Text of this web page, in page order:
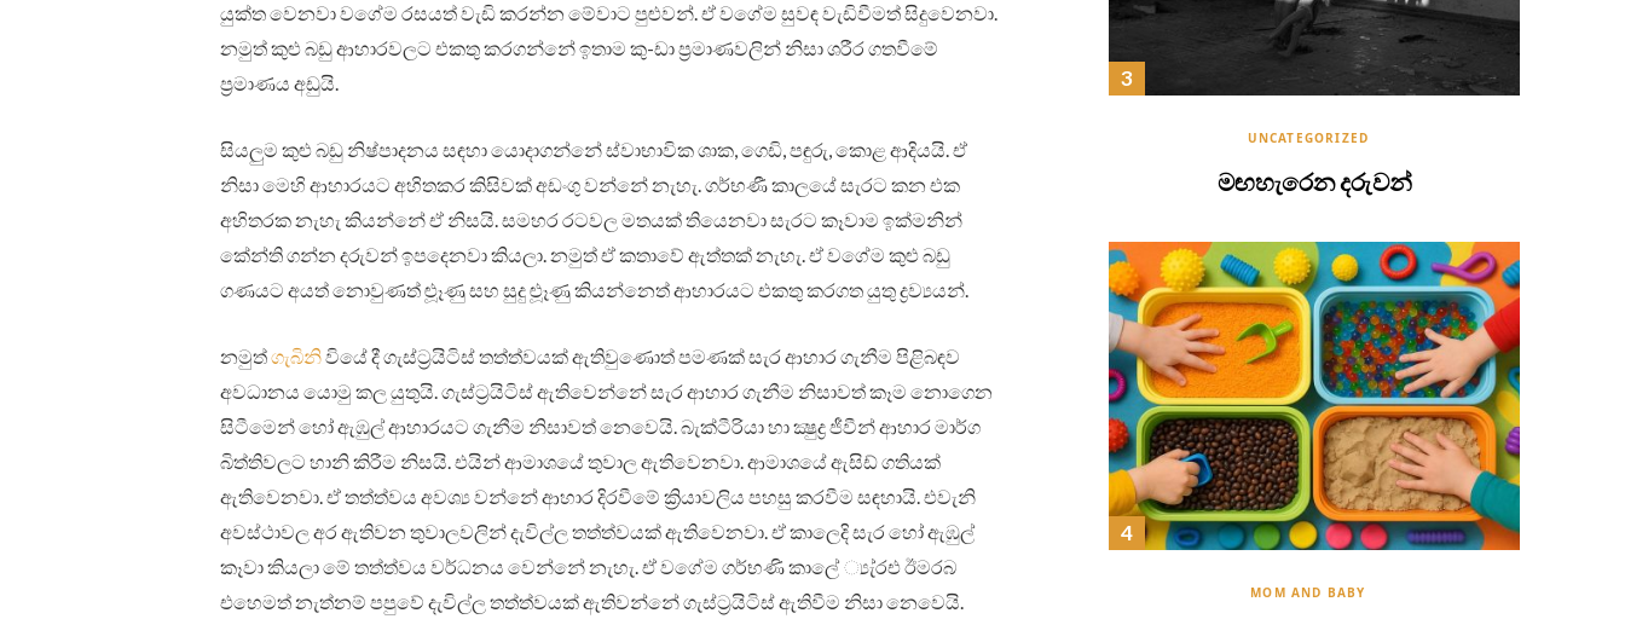
යුක්ත වෙනවා වගේම රසයත් වැඩි කරන්න මේවාට පුළුවන්. ඒ වගේම සුවඳ වැඩිවීමත් සිදුවෙනවා.
නමුත් කුළු බඩු ආහාරවලට එකතු කරගන්නේ ඉතාම කු-ඩා ප්‍රමාණවලින් නිසා ශරීර ගතවීමේ
ප්‍රමාණය අඩුයි.
සියලුම කුළු බඩු නිෂ්පාදනය සඳහා යොදාගන්නේ ස්වාභාවික ශාක, ගෙඩි, පඳුරු, කොළ ආදියයි. ඒ
නිසා මෙහි ආහාරයට අහිතකර කිසිවක් අඩංගු වන්නේ නැහැ. ගර්භණී කාලයේ සැරට කන එක
අහිතරක නැහැ කියන්නේ ඒ නිසයි. සමහර රටවල මතයක් තියෙනවා සැරට කෑවාම ඉක්මනින්
කේන්ති ගන්න දරුවන් ඉපදෙනවා කියලා. නමුත් ඒ කතාවේ ඇත්තක් නැහැ. ඒ වගේම කුළු බඩු
ගණයට අයත් නොවුණත් ළුූෑණු සහ සුදු ළුූෑණු කියන්නෙත් ආහාරයට එකතු කරගත යුතු ද්‍රව්‍යයන්.
නමුත්ගැබිනිවියේ දී ගැස්ට්‍රයිටිස් තත්ත්වයක් ඇතිවුණොත් පමණක් සැර ආහාර ගැනීම පිළිබඳව
අවධානය යොමු කල යුතුයි. ගැස්ට්‍රයිටිස් ඇතිවෙන්නේ සැර ආහාර ගැනීම නිසාවත් කෑම නොගෙන
සිටීමෙන් හෝ ඇඹුල් ආහාරයට ගැනීම නිසාවත් නෙවෙයි. බැක්ටීරියා හා ක්‍ෂුද්‍ර ජීවීන් ආහාර මාර්ග
බිත්තිවලට හානි කිරීම නිසයි. එයින් ආමාශයේ තුවාල ඇතිවෙනවා. ආමාශයේ ඇසිඩ් ගතියක්
ඇතිවෙනවා. ඒ තත්ත්වය අවශ්‍ය වන්නේ ආහාර දිරවීමේ ක්‍රියාවලිය පහසු කරවීම සඳහායි. එවැනි
අවස්ථාවල අර ඇතිවන තුවාලවලින් දැවිල්ල තත්ත්වයක් ඇතිවෙනවා. ඒ කාලෙදි සැර හෝ ඇඹුල්
කෑවා කියලා මේ තත්ත්වය වර්ධනය වෙන්නේ නැහැ. ඒ වගේම ගර්භණි කාලේ ්‍යැ්රඑ ඊමරබ
එහෙමත් නැත්නම් පපුවේ දැවිල්ල තත්ත්වයක් ඇතිවන්නේ ගැස්ට්‍රයිටිස් ඇතිවීම නිසා නෙවෙයි.
UNCATEGORIZED
මඟහැරෙන දරුවන්
MOM AND BABY